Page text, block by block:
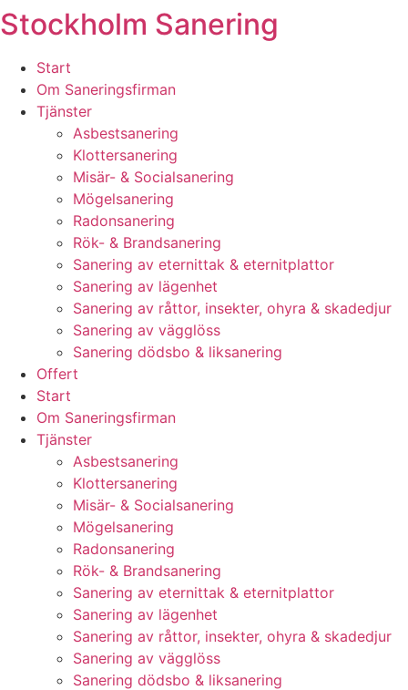
Skip
to
content
Stockholm Sanering
Start
Om Saneringsfirman
Tjänster
Asbestsanering
Klottersanering
Misär- & Socialsanering
Mögelsanering
Radonsanering
Rök- & Brandsanering
Sanering av eternittak & eternitplattor
Sanering av lägenhet
Sanering av råttor, insekter, ohyra & skadedjur
Sanering av vägglöss
Sanering dödsbo & liksanering
Offert
Start
Om Saneringsfirman
Tjänster
Asbestsanering
Klottersanering
Misär- & Socialsanering
Mögelsanering
Radonsanering
Rök- & Brandsanering
Sanering av eternittak & eternitplattor
Sanering av lägenhet
Sanering av råttor, insekter, ohyra & skadedjur
Sanering av vägglöss
Sanering dödsbo & liksanering